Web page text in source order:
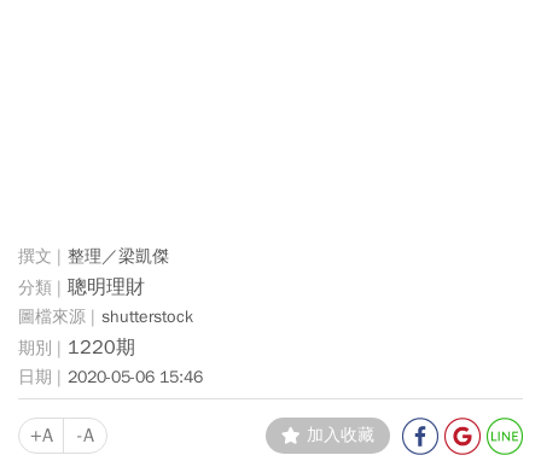
整理／梁凱傑
聰明理財
shutterstock
1220期
2020-05-06 15:46
+A -A 加入收藏